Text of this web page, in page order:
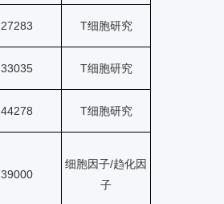
27283 T细胞研究
33035 T细胞研究
44278 T细胞研究
39000
细胞因子/趋化因
子